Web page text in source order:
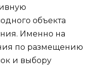
объекта
Именно на
по размещению
и выбору